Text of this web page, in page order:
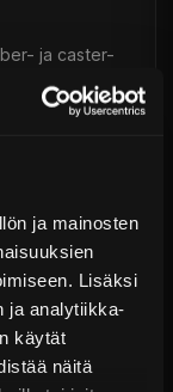
ja mainosten
Lisäksi
ja analytiikka-
käytät
näitä
ja caster-
säädön ala-
kunnostus-